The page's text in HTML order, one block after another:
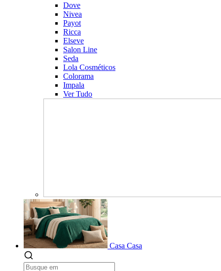
Dove
Nivea
Payot
Ricca
Elseve
Salon Line
Seda
Lola Cosméticos
Colorama
Impala
Ver Tudo
Casa Casa